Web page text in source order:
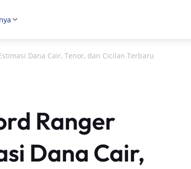
Dana Cair, Tenor, dan Cicilan Terbaru
Ranger
Dana Cair,